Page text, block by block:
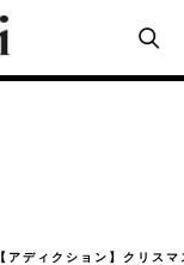
【アディクション】クリス